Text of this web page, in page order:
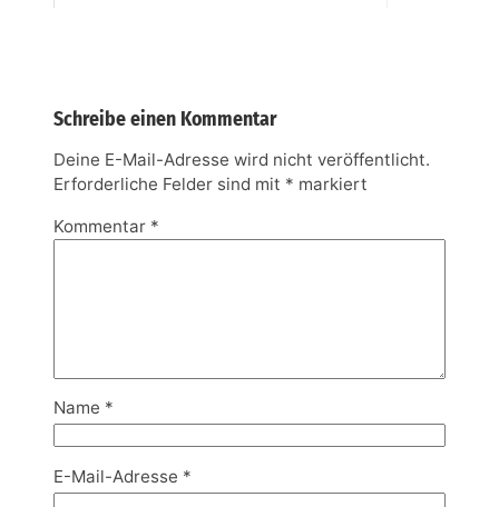
Schreibe einen Kommentar
Deine E-Mail-Adresse wird nicht veröffentlicht.
Erforderliche Felder sind mit * markiert
Kommentar *
Name *
E-Mail-Adresse *